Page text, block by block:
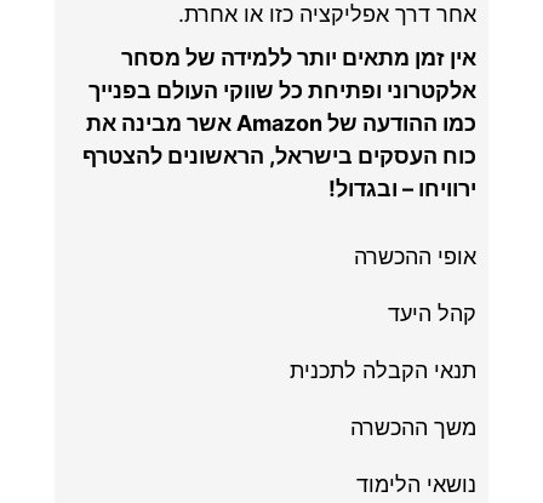
אחר דרך אפליקציה כזו או אחרת.
אין זמן מתאים יותר ללמידה של מסחר
אלקטרוני ופתיחת כל שווקי העולם בפנייך
כמו ההודעה של Amazon אשר מבינה את
כוח העסקים בישראל, הראשונים להצטרף
ירוויחו – ובגדול!
אופי ההכשרה
קהל היעד
תנאי הקבלה לתכנית
משך ההכשרה
נושאי הלימוד